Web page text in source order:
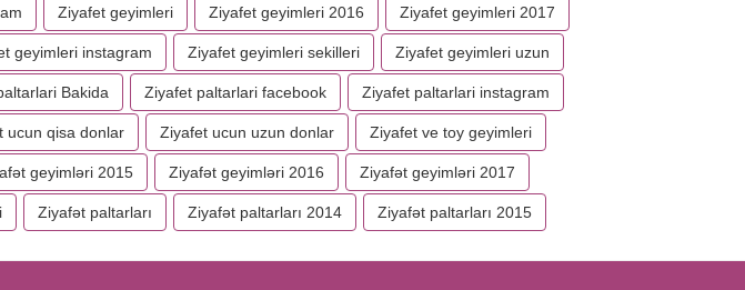
Ziyafet geyimleri Ziyafet geyimleri 2016 Ziyafet geyimleri 2017
geyimleri instagram Ziyafet geyimleri sekilleri Ziyafet geyimleri uzun
Bakida Ziyafet paltarlari facebook Ziyafet paltarlari instagram
ucun qisa donlar Ziyafet ucun uzun donlar Ziyafet ve toy geyimleri
geyimləri 2015 Ziyafət geyimləri 2016 Ziyafət geyimləri 2017
Ziyafət paltarları Ziyafət paltarları 2014 Ziyafət paltarları 2015